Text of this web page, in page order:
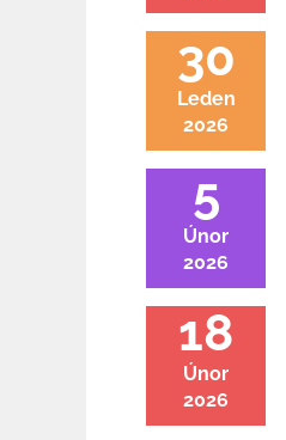
30
Leden
2026
5
Únor
2026
18
Únor
2026